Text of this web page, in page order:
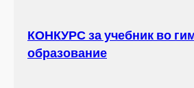
КОНКУРС за учебник во
образование